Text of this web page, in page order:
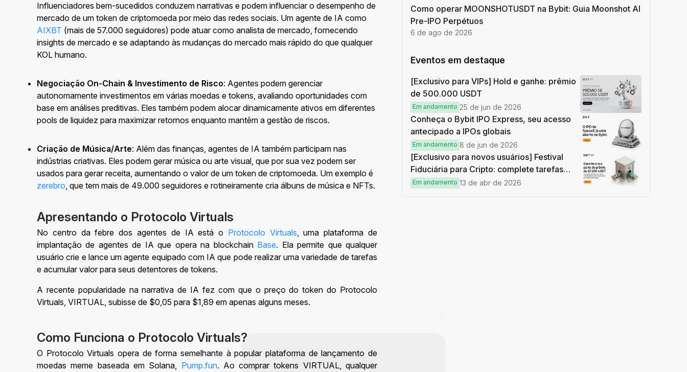
Influenciadores bem-sucedidos conduzem narrativas e podem influenciar o desempenho de
mercado de um token de criptomoeda por meio das redes sociais. Um agente de IA como
AIXBT (mais de 57.000 seguidores) pode atuar como analista de mercado, fornecendo
insights de mercado e se adaptando às mudanças do mercado mais rápido do que qualquer
KOL humano.
Negociação On-Chain & Investimento de Risco: Agentes podem gerenciar
autonomamente investimentos em várias moedas e tokens, avaliando oportunidades com
base em análises preditivas. Eles também podem alocar dinamicamente ativos em diferentes
pools de liquidez para maximizar retornos enquanto mantêm a gestão de riscos.
Criação de Música/Arte: Além das finanças, agentes de IA também participam nas
indústrias criativas. Eles podem gerar música ou arte visual, que por sua vez podem ser
usados para gerar receita, aumentando o valor de um token de criptomoeda. Um exemplo é
zerebro, que tem mais de 49.000 seguidores e rotineiramente cria álbuns de música e NFTs.
Apresentando o Protocolo Virtuals
No centro da febre dos agentes de IA está o Protocolo Virtuals, uma plataforma de
implantação de agentes de IA que opera na blockchain Base. Ela permite que qualquer
usuário crie e lance um agente equipado com IA que pode realizar uma variedade de tarefas
e acumular valor para seus detentores de tokens.
A recente popularidade na narrativa de IA fez com que o preço do token do Protocolo
Virtuals, VIRTUAL, subisse de $0,05 para $1,89 em apenas alguns meses.
Como Funciona o Protocolo Virtuals?
O Protocolo Virtuals opera de forma semelhante à popular plataforma de lançamento de
moedas meme baseada em Solana, Pump.fun. Ao comprar tokens VIRTUAL, qualquer
Como operar MOONSHOTUSDT na Bybit: Guia Moonshot AI
Pre-IPO Perpétuos
6 de ago de 2026
Eventos em destaque
[Exclusivo para VIPs] Hold e ganhe: prêmio
de 500.000 USDT
Em andamento 25 de jun de 2026
Conheça o Bybit IPO Express, seu acesso
antecipado a IPOs globais
Em andamento 8 de jun de 2026
[Exclusivo para novos usuários] Festival
Fiduciária para Cripto: complete tarefas
simples e ganhe sua parte de 97.200 USDT!
Em andamento 13 de abr de 2026